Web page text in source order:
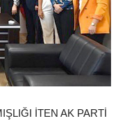
İTEN AK PARTİ